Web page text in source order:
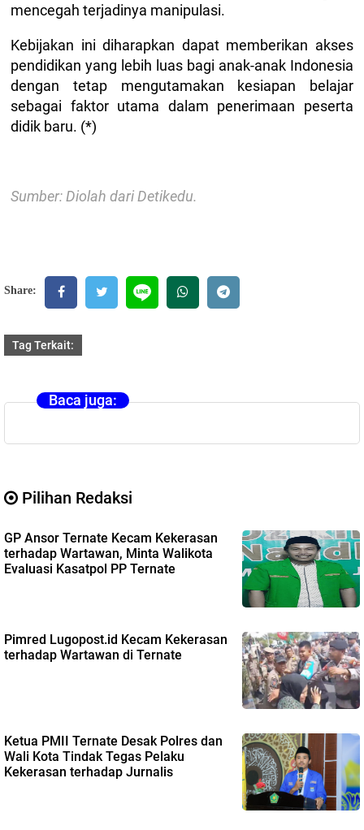
mencegah terjadinya manipulasi.
Kebijakan ini diharapkan dapat memberikan akses
pendidikan yang lebih luas bagi anak-anak Indonesia
dengan tetap mengutamakan kesiapan belajar
sebagai faktor utama dalam penerimaan peserta
didik baru. (*)
Sumber: Diolah dari Detikedu.
Share:
Tag Terkait:
Baca juga:
Pilihan Redaksi
GP Ansor Ternate Kecam Kekerasan
terhadap Wartawan, Minta Walikota
Evaluasi Kasatpol PP Ternate
Pimred Lugopost.id Kecam Kekerasan
terhadap Wartawan di Ternate
Ketua PMII Ternate Desak Polres dan
Wali Kota Tindak Tegas Pelaku
Kekerasan terhadap Jurnalis